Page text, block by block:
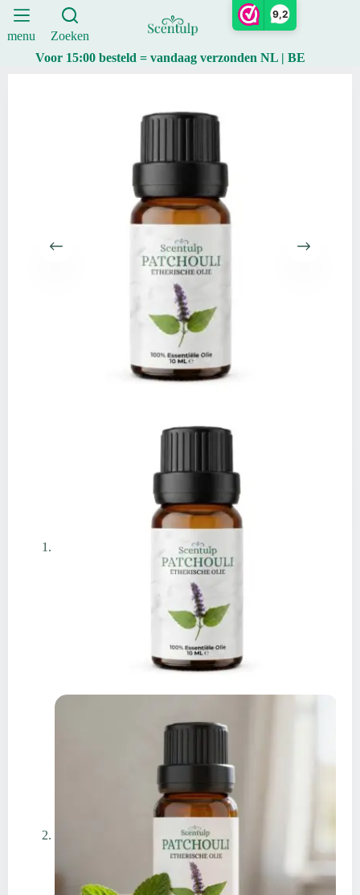
9,2
Ga
naar
demenu
Zoeken
Voor 15:00 besteld = vandaag verzonden NL | BE
ml